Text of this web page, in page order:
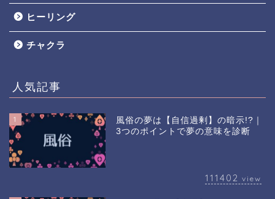
ヒーリング
チャクラ
人気記事
1
風俗の夢は【自信過剰】の暗示!?｜
3つのポイントで夢の意味を診断
111402 view